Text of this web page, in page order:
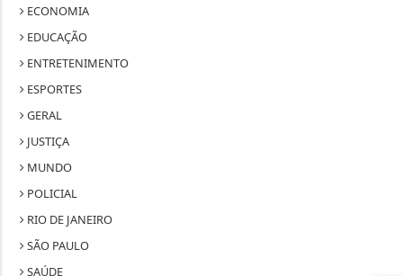
ECONOMIA
EDUCAÇÃO
ENTRETENIMENTO
ESPORTES
GERAL
JUSTIÇA
MUNDO
POLICIAL
RIO DE JANEIRO
SÃO PAULO
SAÚDE